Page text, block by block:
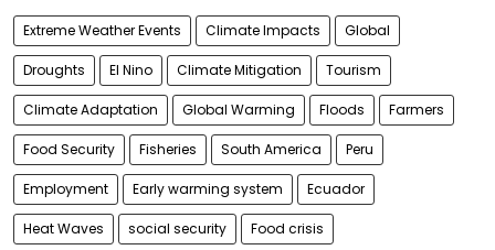
Extreme Weather Events Climate Impacts Global
Droughts El Nino Climate Mitigation Tourism
Climate Adaptation Global Warming Floods Farmers
Food Security Fisheries South America Peru
Employment Early warming system Ecuador
Heat Waves social security Food crisis